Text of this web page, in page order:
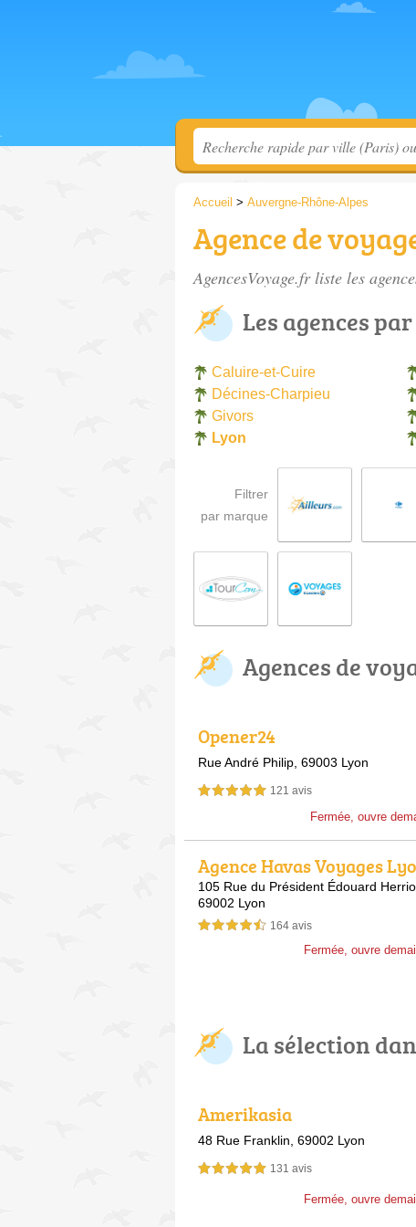
Accueil > Auvergne-Rhône-Alpes
Agence de
AgencesVoyage.fr liste les
Les agences
Caluire-et-Cuire
Décines-Charpieu
Givors
Lyon
Filtrer
par marque
Agences de
Opener24
Rue André Philip, 69003 Lyon
5,0 étoiles sur 5 121 avis
Fermée, ouvre
Agence Havas Voyages
105 Rue du Président Édouard
69002 Lyon
4,5 étoiles sur 5 164 avis
Fermée, ouvre
La sélection
Amerikasia
48 Rue Franklin, 69002 Lyon
5,0 étoiles sur 5 131 avis
Fermée, ouvre